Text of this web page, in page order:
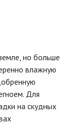
но больше
влажную
Для
на скудных